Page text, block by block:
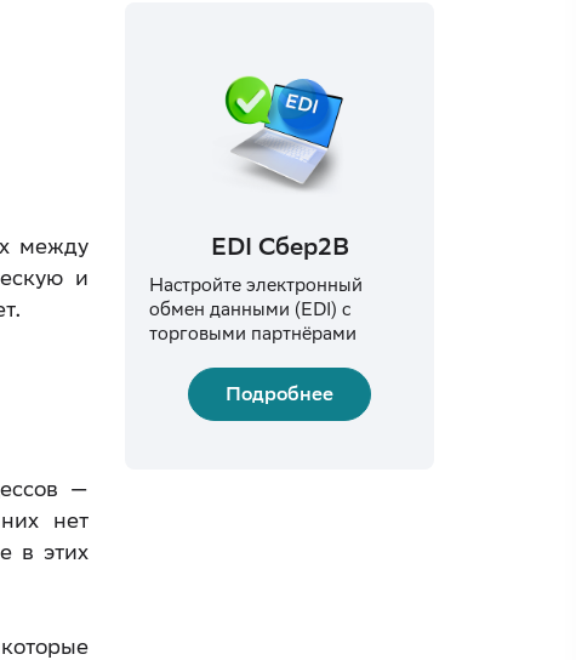
между
и
—
нет
в этих
EDI Сбер2B
Настройте электронный
обмен данными (EDI) с
торговыми партнёрами
Подробнее